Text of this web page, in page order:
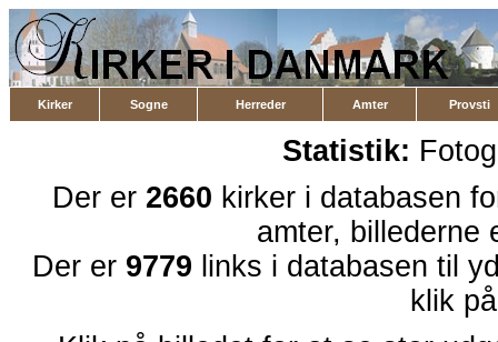
Kirker Sogne Herreder Amter Provsti
Statistik:
Der er 2660 kirker i databasen
amter, billederne
Der er 9779 links i databasen til
klik